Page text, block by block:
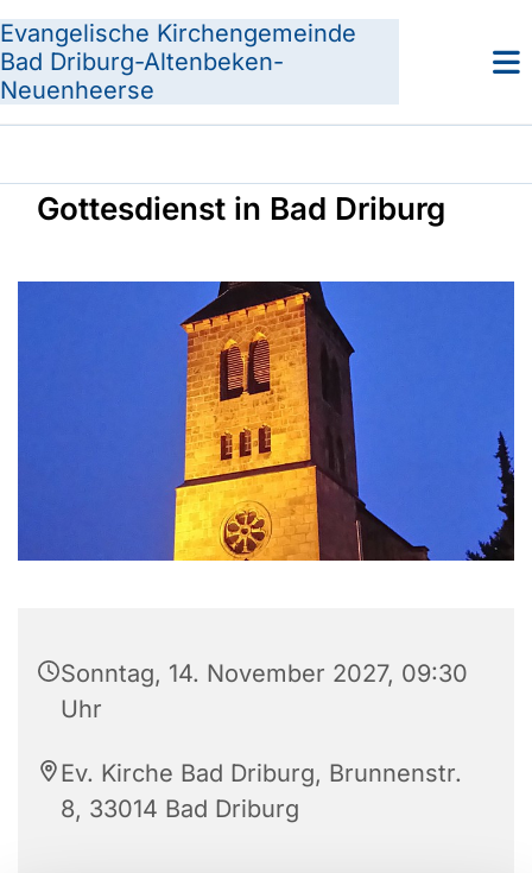
Evangelische Kirchengemeinde
Bad Driburg-Altenbeken-
Neuenheerse
Gottesdienst in Bad Driburg
Sonntag, 14. November 2027, 09:30
Uhr
Ev. Kirche Bad Driburg, Brunnenstr.
8, 33014 Bad Driburg